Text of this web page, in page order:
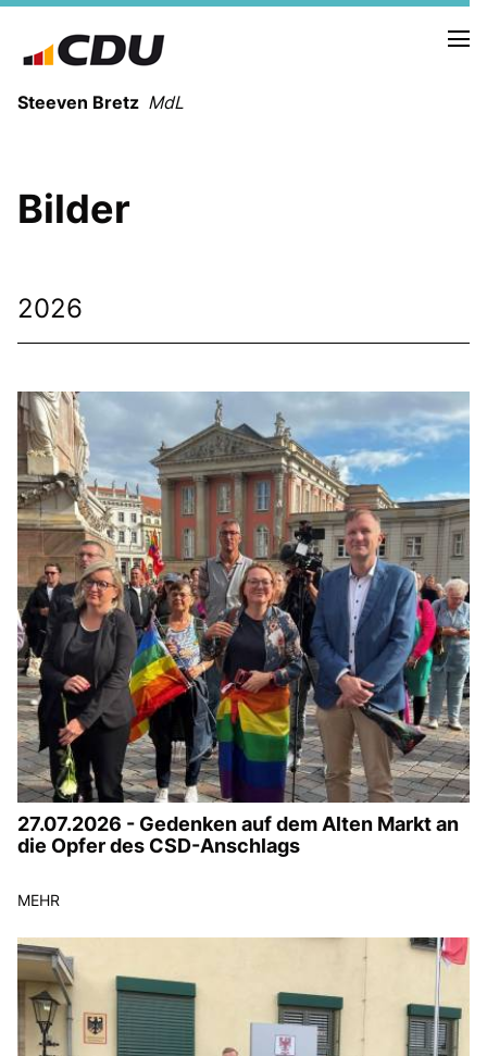
Steeven Bretz MdL
MEIN BÜRGERBÜRO
MEIN WAHLKREIS
ZIELE
Redebeiträge
Anträge CDU
Kleine Anfragen
CDU Deutschland
CDU Fraktion im Brandenburger Landtag
CDU Brandenburg
CDU Potsdam
Bilder
2026
27.07.2026 - Gedenken auf dem Alten Markt an
die Opfer des CSD-Anschlags
MEHR